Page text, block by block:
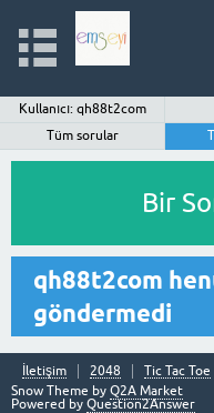
Kullanıcı: qh88t2com
Tüm sorular
Bir
qh88t2com
göndermedi
İletişim 2048 Tic Tac Toe
Snow Theme by Q2A Market
Powered by Question2Answer